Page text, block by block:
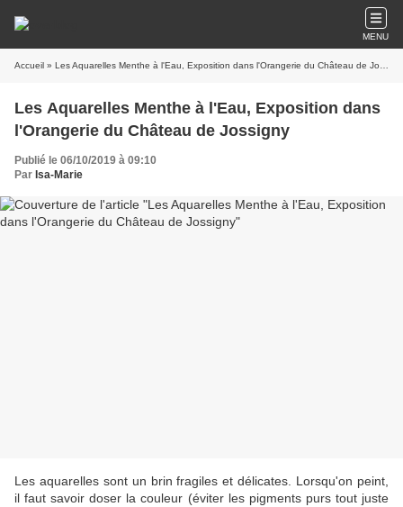
MENU
Accueil » Les Aquarelles Menthe à l'Eau, Exposition dans l'Orangerie du Château de Jossigny
Les Aquarelles Menthe à l'Eau, Exposition dans
l'Orangerie du Château de Jossigny
Publié le 06/10/2019 à 09:10
Par Isa-Marie
Les aquarelles sont un brin fragiles et délicates. Lorsqu'on peint,
il faut savoir doser la couleur (éviter les pigments purs tout juste